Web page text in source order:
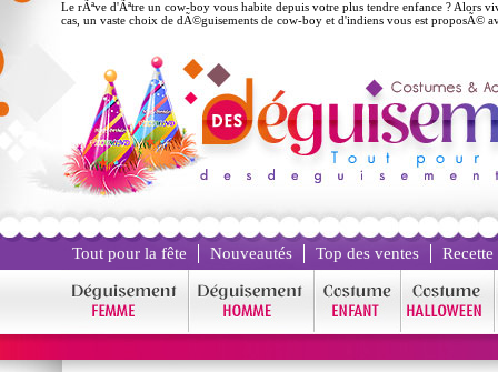
Le rÃªve d'Ãªtre un cow-boy vous habite depuis votre plus tendre enfance ? Alors
cas, un vaste choix de dÃ©guisements de cow-boy et d'indiens vous est proposÃ©
Tout pour la fête Nouveautés Top des ventes